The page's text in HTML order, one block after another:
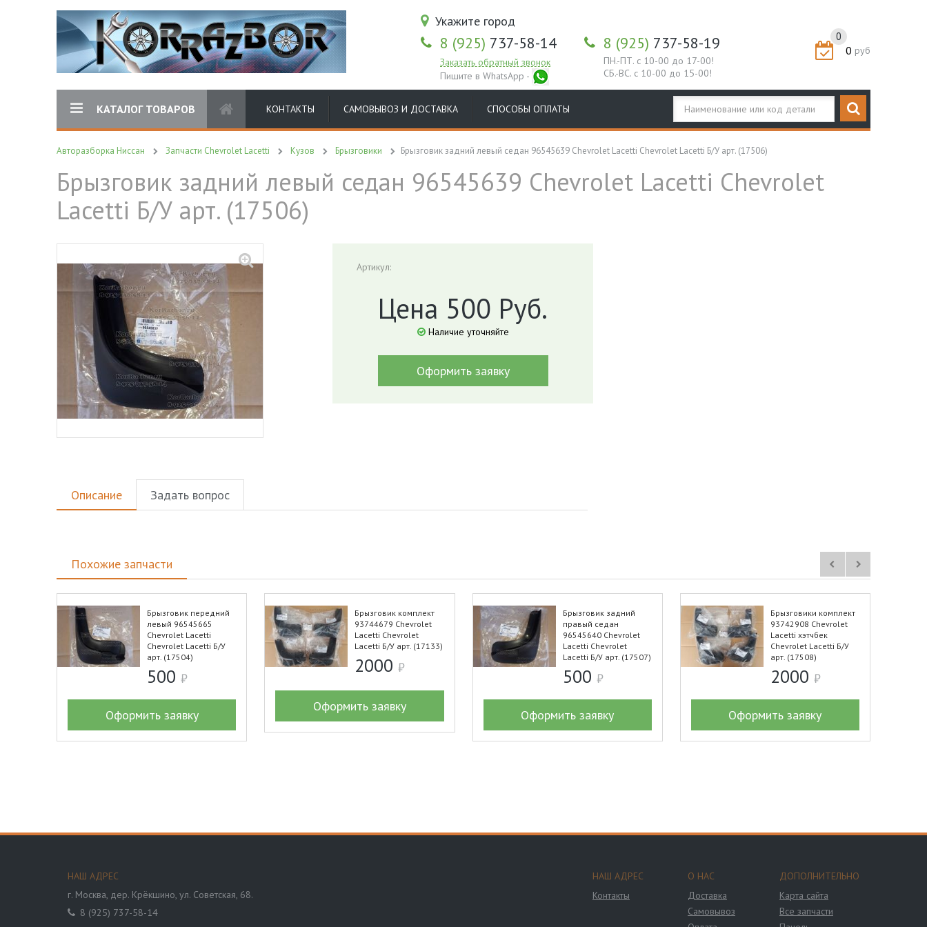
Укажите город
8 (925) 737-58-14
Заказать обратный звонок
Пишите в WhatsApp -
8 (925) 737-58-19
ПН.-ПТ. с 10-00 до 17-00!
СБ.-ВС. с 10-00 до 15-00!
0
0 руб
КАТАЛОГ ТОВАРОВ КОНТАКТЫ САМОВЫВОЗ И ДОСТАВКА СПОСОБЫ ОПЛАТЫ
Авторазборка Ниссан Запчасти Chevrolet Lacetti Кузов Брызговики Брызговик задний левый седан 96545639 Chevrolet Lacetti Chevrolet Lacetti Б/У арт. (17506)
Брызговик задний левый седан 96545639 Chevrolet Lacetti Chevrolet
Lacetti Б/У арт. (17506)
Артикул:
Цена 500 Руб.
Наличие уточняйте
Оформить заявку
Описание Задать вопрос
Похожие запчасти
Брызговик передний
левый 96545665
Chevrolet Lacetti
Chevrolet Lacetti Б/У
арт. (17504)
500
Оформить заявку
Брызговик комплект
93744679 Chevrolet
Lacetti Chevrolet
Lacetti Б/У арт. (17133)
2000
Оформить заявку
Брызговик задний
правый седан
96545640 Chevrolet
Lacetti Chevrolet
Lacetti Б/У арт. (17507)
500
Оформить заявку
Брызговики комплект
93742908 Chevrolet
Lacetti хэтчбек
Chevrolet Lacetti Б/У
арт. (17508)
2000
Оформить заявку
НАШ АДРЕС
г. Москва, дер. Крёкшино, ул. Советская, 68.
8 (925) 737-58-14
НАШ АДРЕС
Контакты
О НАС
Доставка
Самовывоз
ДОПОЛНИТЕЛЬНО
Карта сайта
Все запчасти